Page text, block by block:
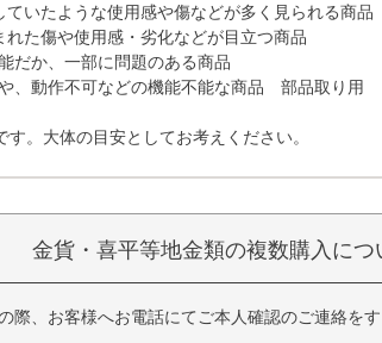
ていたような使用感や傷などが多く見られる商品
れた傷や使用感・劣化などが目立つ商品
だか、一部に問題のある商品
や、動作不可などの機能不能な商品 部品取り用
。大体の目安としてお考えください。
金貨・喜平等地金類の複数購入につ
際、お客様へお電話にてご本人確認のご連絡を